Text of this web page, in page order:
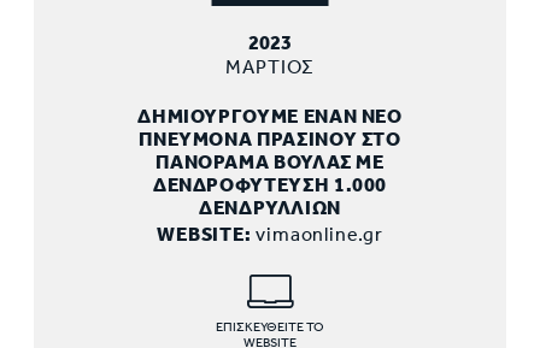
2023
ΜΑΡΤΙΟΣ
ΔΗΜΙΟΥΡΓΟΥΜΕ ΕΝΑΝ ΝΕΟ
ΠΝΕΥΜΟΝΑ ΠΡΑΣΙΝΟΥ ΣΤΟ
ΠΑΝΟΡΑΜΑ ΒΟΥΛΑΣ ΜΕ
ΔΕΝΔΡΟΦΥΤΕΥΣΗ 1.000
ΔΕΝΔΡΥΛΛΙΩΝ
WEBSITE: vimaonline.gr
ΕΠΙΣΚΕΥΘΕΙΤΕ ΤΟ
WEBSITE